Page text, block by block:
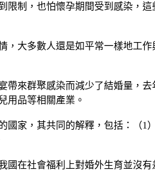
限制，也怕懷孕期間受到感染，
，大多數人還是如平常一樣地工
帶來群聚感染而減少了結婚量，
用品等相關產業。
國家，其共同的解釋，包括：（1
國在社會福利上對婚外生育並沒